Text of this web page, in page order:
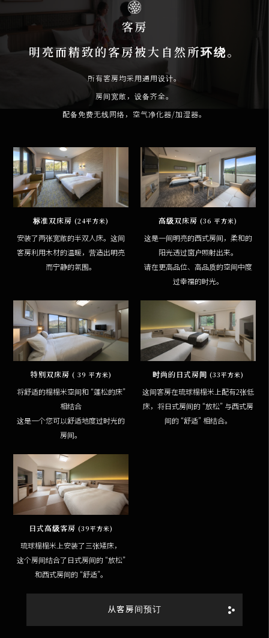
客房
明亮而精致的客房被大自然所环绕。
所有客房均采用通用设计。
房间宽敞，设备齐全。
配备免费无线网络，空气净化器/加湿器。
标准双床房(24平方米)
安装了两张宽敞的半双人床。这间
客房利用木材的温暖，营造出明亮
而宁静的氛围。
高级双床房(36 平方米)
这是一间明亮的西式房间，柔和的
阳光透过窗户照射出来。
请在更高品位、高品质的空间中度
过幸福的时光。
特别双床房 ( 39 平方米)
将舒适的榻榻米空间和 “蓬松的床”
相结合
这是一个您可以舒适地度过时光的
房间。
时尚的日式房间 (33平方米)
这间客房在琉球榻榻米上配有2张低
床，将日式房间的 “放松” 与西式房
间的 “舒适” 相结合。
日式高级客房(39平方米)
琉球榻榻米上安装了三张矮床，
这个房间结合了日式房间的 “放松”
和西式房间的 “舒适”。
从客房间预订